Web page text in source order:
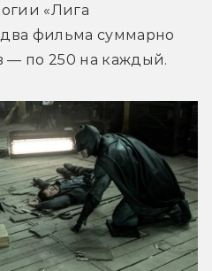
«Лига
фильма суммарно
— по 250 на каждый.